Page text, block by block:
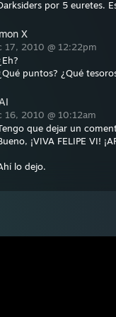
por 5 euretes.
X
17, 2010 @ 12:22pm
puntos? ¿Qué
16, 2010 @ 10:12am
que dejar un
¡VIVA FELIPE VI!
lo dejo.